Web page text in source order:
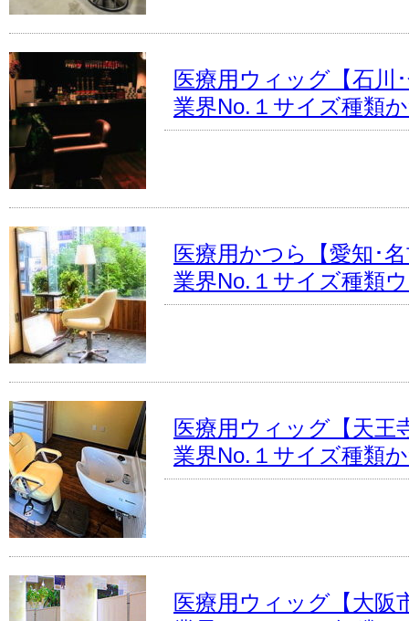
医療用ウィッグ【石川
業界No.１サイズ種類
医療用かつら【愛知･
業界No.１サイズ種類
医療用ウィッグ【天王
業界No.１サイズ種類
医療用ウィッグ【大阪